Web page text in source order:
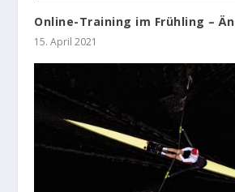
Online-Training im Frühling –
15. April 2021